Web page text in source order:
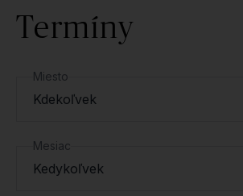
Termíny
Miesto
Kdekoľvek
Mesiac
Kedykoľvek